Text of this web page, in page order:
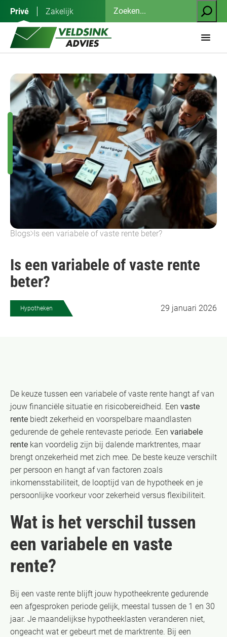
inhoud
Privé Zakelijk
Zoeken
Blogs Is een variabele of vaste rente beter?
Is een variabele of vaste rente
beter?
Hypotheken 29 januari 2026
De keuze tussen een variabele of vaste rente hangt af van
jouw financiële situatie en risicobereidheid. Een vaste
rente biedt zekerheid en voorspelbare maandlasten
gedurende de gehele rentevaste periode. Een variabele
rente kan voordelig zijn bij dalende marktrentes, maar
brengt onzekerheid met zich mee. De beste keuze verschilt
per persoon en hangt af van factoren zoals
inkomensstabiliteit, de looptijd van de hypotheek en je
persoonlijke voorkeur voor zekerheid versus flexibiliteit.
Wat is het verschil tussen
een variabele en vaste
rente?
Bij een vaste rente blijft jouw hypotheekrente gedurende
een afgesproken periode gelijk, meestal tussen de 1 en 30
jaar. Je maandelijkse hypotheeklasten veranderen niet,
ongeacht wat er gebeurt met de marktrente. Bij een